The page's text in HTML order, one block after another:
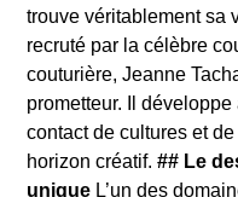
trouve véritablement sa
recruté par la célèbre
couturière, Jeanne
prometteur. Il
contact de cultures et
horizon créatif.## Le
unique L’un des